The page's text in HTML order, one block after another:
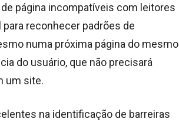
página incompatíveis com leitores
reconhecer padrões de
numa próxima página do mesmo
do usuário, que não precisará
um site.
na identificação de barreiras